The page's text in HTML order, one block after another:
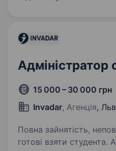
Адміністратор
15 000 – 30 000 грн
Invadar, Агенція,
Повна зайнятість,
готові взяти студента. Адміністратор